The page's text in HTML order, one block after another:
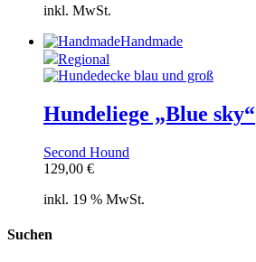
inkl. MwSt.
Handmade
Regional
Hundeliege „Blue sky“
Second Hound
129,00 €
inkl. 19 % MwSt.
Suchen